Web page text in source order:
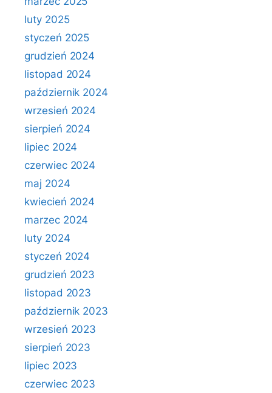
luty 2025
styczeń 2025
grudzień 2024
listopad 2024
październik 2024
wrzesień 2024
sierpień 2024
lipiec 2024
czerwiec 2024
maj 2024
kwiecień 2024
marzec 2024
luty 2024
styczeń 2024
grudzień 2023
listopad 2023
październik 2023
wrzesień 2023
sierpień 2023
lipiec 2023
czerwiec 2023